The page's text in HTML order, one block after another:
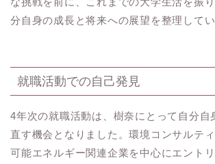
分自身の成長と将来への展望を整理してい
就職活動での自己発見
4年次の就職活動は、樹奈にとって自分自
直す機会となりました。環境コンサルテ
可能エネルギー関連企業を中心にエント